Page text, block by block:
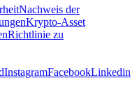
Nachweis der
Krypto-Asset
Richtlinie zu
InstagramFacebookLinkedin